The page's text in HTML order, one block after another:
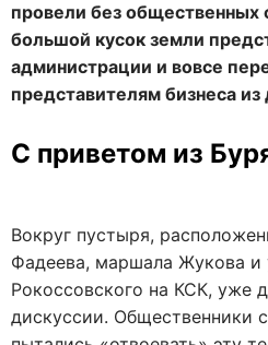
провели без общественных
большой кусок земли
администрации и вовсе
представителям бизнеса из
С приветом из
Вокруг пустыря,
Фадеева, маршала Жукова и
Рокоссовского на КСК, уже
дискуссии. Общественники